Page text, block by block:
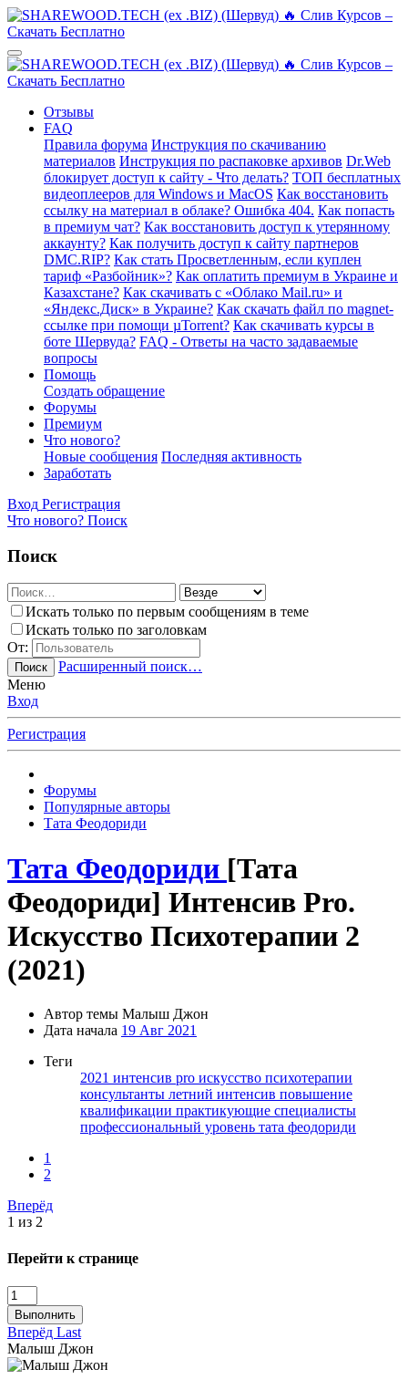
Отзывы
FAQ
Правила форума Инструкция по скачиванию
материалов Инструкция по распаковке архивов Dr.Web
блокирует доступ к сайту - Что делать? ТОП бесплатных
видеоплееров для Windows и MacOS Как восстановить
ссылку на материал в облаке? Ошибка 404. Как попасть
в премиум чат? Как восстановить доступ к утерянному
аккаунту? Как получить доступ к сайту партнеров
DMC.RIP? Как стать Просветленным, если куплен
тариф «Разбойник»? Как оплатить премиум в Украине и
Казахстане? Как скачивать с «Облако Mail.ru» и
«Яндекс.Диск» в Украине? Как скачать файл по magnet-
ссылке при помощи µTorrent? Как скачивать курсы в
боте Шервуда? FAQ - Ответы на часто задаваемые
вопросы
Помощь
Создать обращение
Форумы
Премиум
Что нового?
Новые сообщения Последняя активность
Заработать
Вход Регистрация
Что нового? Поиск
Поиск
Искать только по первым сообщениям в теме
Искать только по заголовкам
От:
Поиск
Расширенный поиск…
Меню
Вход
Регистрация
Форумы
Популярные авторы
Тата Феодориди
Тата Феодориди [Тата
Феодориди] Интенсив Pro.
Искусство Психотерапии 2
(2021)
Автор темы Малыш Джон
Дата начала 19 Авг 2021
Теги
2021 интенсив pro искусство психотерапии
консультанты летний интенсив повышение
квалификации практикующие специалисты
профессиональный уровень тата феодориди
1
2
Вперёд
1 из 2
Перейти к странице
Выполнить
Вперёд Last
Малыш Джон